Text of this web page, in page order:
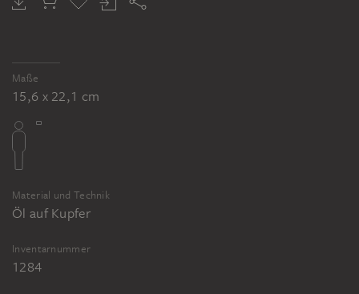
Maße
15,6 x 22,1 cm
Material und Technik
Öl auf Kupfer
Inventarnummer
1284